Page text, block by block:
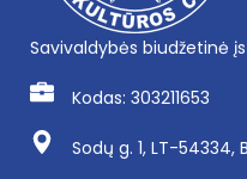
Savivaldybės biudžetinė
Kodas: 303211653
Sodų g. 1, LT-54334,